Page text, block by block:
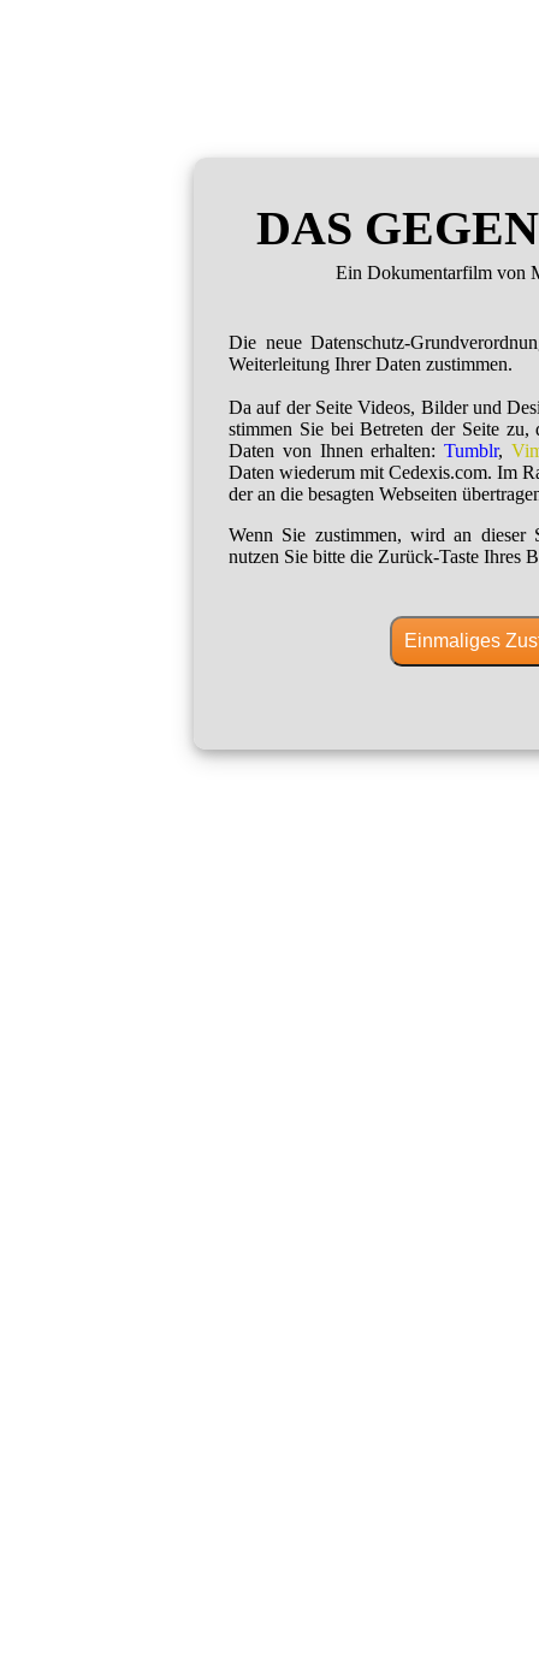
DAS
Ein Dokumentarfilm von
Die neue Datenschutz-
Weiterleitung Ihrer Daten zustimmen.
Da auf der Seite Videos, Bilder und
stimmen Sie bei Betreten der Seite zu,
Daten von Ihnen erhalten:Tumblr,
Daten wiederum mit Cedexis.com. Im
der an die besagten Webseiten
Wenn Sie zustimmen, wird an dieser
nutzen Sie bitte die Zurück-Taste Ihres
Einmaliges